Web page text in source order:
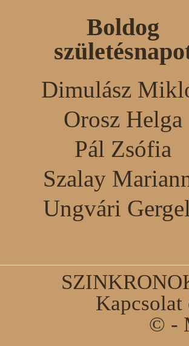
Boldog
Dimulász
Orosz Helga
Pál Zsófia
Szalay
Ungvári
© -